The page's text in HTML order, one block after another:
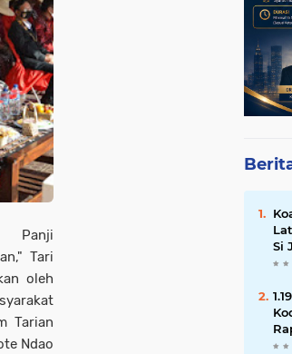
Tari
oleh
Tarian
Ndao
Si
1.192 Prajurit